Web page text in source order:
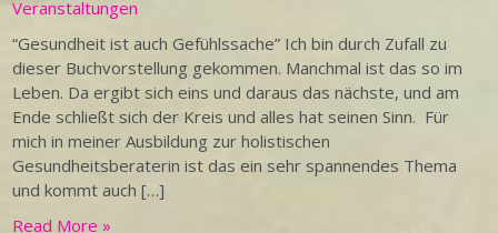
Veranstaltungen
“Gesundheit ist auch Gefühlssache” Ich bin durch Zufall zu
dieser Buchvorstellung gekommen. Manchmal ist das so im
Leben. Da ergibt sich eins und daraus das nächste, und am
Ende schließt sich der Kreis und alles hat seinen Sinn. Für
mich in meiner Ausbildung zur holistischen
Gesundheitsberaterin ist das ein sehr spannendes Thema
und kommt auch […]
Read More »